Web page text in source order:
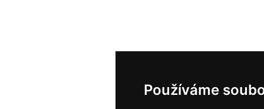
Používáme